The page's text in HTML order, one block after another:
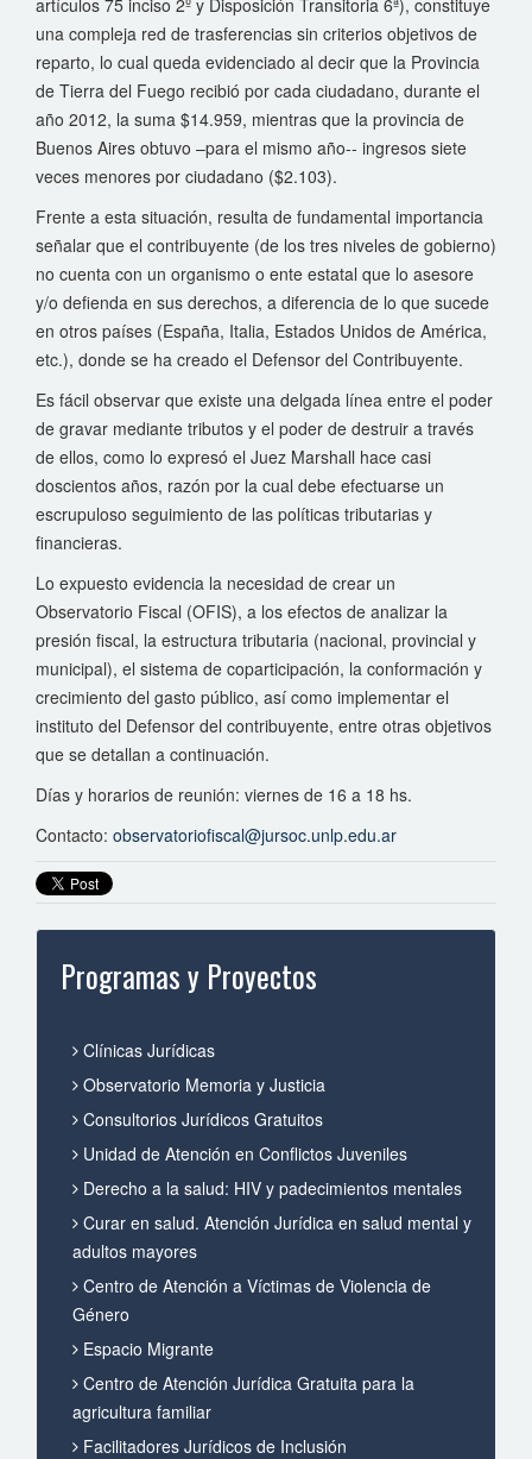
artículos 75 inciso 2º y Disposición Transitoria 6ª), constituye
una compleja red de trasferencias sin criterios objetivos de
reparto, lo cual queda evidenciado al decir que la Provincia
de Tierra del Fuego recibió por cada ciudadano, durante el
año 2012, la suma $14.959, mientras que la provincia de
Buenos Aires obtuvo –para el mismo año-- ingresos siete
veces menores por ciudadano ($2.103).
Frente a esta situación, resulta de fundamental importancia
señalar que el contribuyente (de los tres niveles de gobierno)
no cuenta con un organismo o ente estatal que lo asesore
y/o defienda en sus derechos, a diferencia de lo que sucede
en otros países (España, Italia, Estados Unidos de América,
etc.), donde se ha creado el Defensor del Contribuyente.
Es fácil observar que existe una delgada línea entre el poder
de gravar mediante tributos y el poder de destruir a través
de ellos, como lo expresó el Juez Marshall hace casi
doscientos años, razón por la cual debe efectuarse un
escrupuloso seguimiento de las políticas tributarias y
financieras.
Lo expuesto evidencia la necesidad de crear un
Observatorio Fiscal (OFIS), a los efectos de analizar la
presión fiscal, la estructura tributaria (nacional, provincial y
municipal), el sistema de coparticipación, la conformación y
crecimiento del gasto público, así como implementar el
instituto del Defensor del contribuyente, entre otras objetivos
que se detallan a continuación.
Días y horarios de reunión: viernes de 16 a 18 hs.
Contacto: observatoriofiscal@jursoc.unlp.edu.ar
Programas y Proyectos
Clínicas Jurídicas
Observatorio Memoria y Justicia
Consultorios Jurídicos Gratuitos
Unidad de Atención en Conflictos Juveniles
Derecho a la salud: HIV y padecimientos mentales
Curar en salud. Atención Jurídica en salud mental y
adultos mayores
Centro de Atención a Víctimas de Violencia de
Género
Espacio Migrante
Centro de Atención Jurídica Gratuita para la
agricultura familiar
Facilitadores Jurídicos de Inclusión